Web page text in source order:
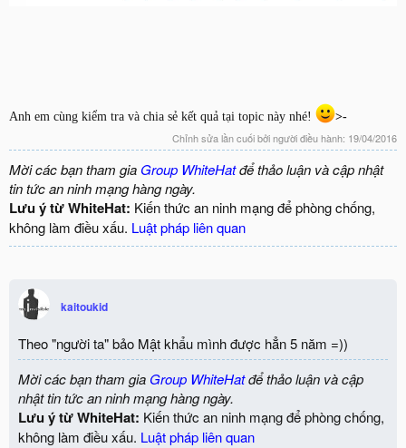
Anh em cùng kiểm tra và chia sẻ kết quả tại topic này nhé! >-
Chỉnh sửa lần cuối bởi người điều hành: 19/04/2016
Mời các bạn tham gia Group WhiteHatđể thảo luận và cập nhật
tin tức an ninh mạng hàng ngày.
Lưu ý từ WhiteHat: Kiến thức an ninh mạng để phòng chống,
không làm điều xấu. Luật pháp liên quan
kaitoukid
Theo "người ta" bảo Mật khẩu mình được hẳn 5 năm =))
Mời các bạn tham gia Group WhiteHatđể thảo luận và cập
nhật tin tức an ninh mạng hàng ngày.
Lưu ý từ WhiteHat: Kiến thức an ninh mạng để phòng chống,
không làm điều xấu. Luật pháp liên quan